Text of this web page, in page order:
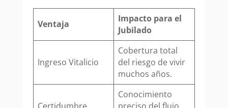
Ventaja
Impacto para el
Jubilado
Ingreso Vitalicio
Cobertura total
del riesgo de vivir
muchos años.
Conocimiento